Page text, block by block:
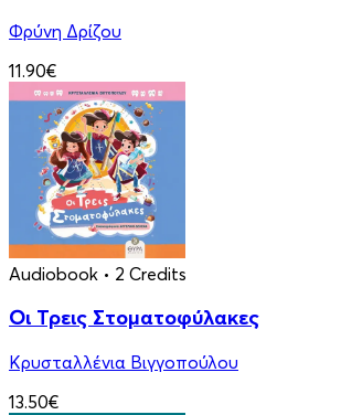
Φρύνη Δρίζου
11.90€
Audiobook • 2 Credits
Οι Τρεις Στοματοφύλακες
Κρυσταλλένια Βιγγοπούλου
13.50€